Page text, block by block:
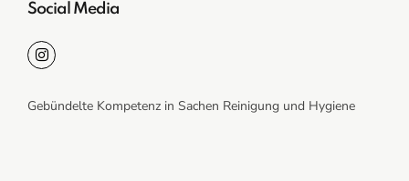
Social Media
Gebündelte Kompetenz in Sachen Reinigung und Hygiene